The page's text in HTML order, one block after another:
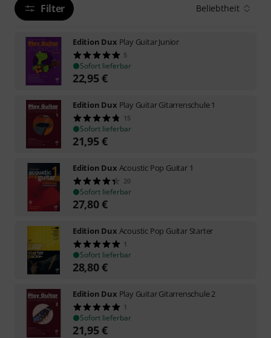
Filter Beliebtheit
Edition Dux Play Guitar Junior
5
Sofort lieferbar
22,95€
Edition Dux Play Guitar Gitarrenschule 1
15
Sofort lieferbar
21,95€
Edition Dux Acoustic Pop Guitar 1
20
Sofort lieferbar
27,80€
Edition Dux Acoustic Pop Guitar Starter
1
Sofort lieferbar
28,80€
Edition Dux Play Guitar Gitarrenschule 2
1
Sofort lieferbar
21,95€